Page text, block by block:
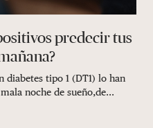
predecir tus
diabetes tipo 1 (DT1) lo han
noche de sueño,de...